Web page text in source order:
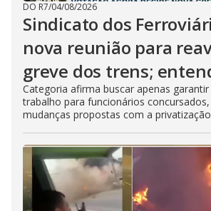
DO R7/04/08/2026
Sindicato dos
nova reunião para
greve dos trens;
Categoria afirma buscar apenas
trabalho para funcionários
mudanças propostas com a privatização